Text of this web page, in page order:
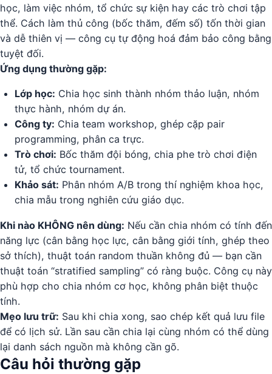
học, làm việc nhóm, tổ chức sự kiện hay các trò chơi tập
thể. Cách làm thủ công (bốc thăm, đếm số) tốn thời gian
và dễ thiên vị — công cụ tự động hoá đảm bảo công bằng
tuyệt đối.
Ứng dụng thường gặp:
Lớp học: Chia học sinh thành nhóm thảo luận, nhóm
thực hành, nhóm dự án.
Công ty: Chia team workshop, ghép cặp pair
programming, phân ca trực.
Trò chơi: Bốc thăm đội bóng, chia phe trò chơi điện
tử, tổ chức tournament.
Khảo sát: Phân nhóm A/B trong thí nghiệm khoa học,
chia mẫu trong nghiên cứu giáo dục.
Khi nào KHÔNG nên dùng: Nếu cần chia nhóm có tính đến
năng lực (cân bằng học lực, cân bằng giới tính, ghép theo
sở thích), thuật toán random thuần không đủ — bạn cần
thuật toán “stratified sampling” có ràng buộc. Công cụ này
phù hợp cho chia nhóm cơ học, không phân biệt thuộc
tính.
Mẹo lưu trữ: Sau khi chia xong, sao chép kết quả lưu file
để có lịch sử. Lần sau cần chia lại cùng nhóm có thể dùng
lại danh sách nguồn mà không cần gõ.
Câu hỏi thường gặp